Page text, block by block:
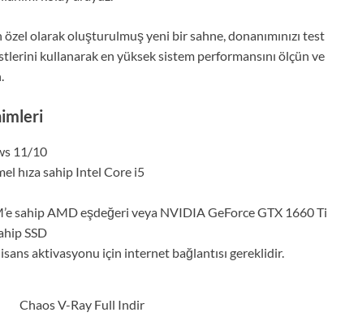
olarak oluşturulmuş yeni bir sahne, donanımınızı test
kullanarak en yüksek sistem performansını ölçün ve
11/10
hıza sahip Intel Core i5
sahip AMD eşdeğeri veya NVIDIA GeForce GTX 1660 Ti
SSD
aktivasyonu için internet bağlantısı gereklidir.